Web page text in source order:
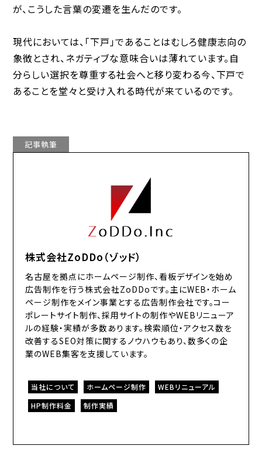
が、こうした言葉の変遷を生んだのです。
現代においては、「下戸」であることはむしろ健康志向の
象徴とされ、ネガティブな意味合いは薄れています。自
分らしい選択を尊重する社会へと移り変わる今、下戸で
あることを堂々と受け入れる時代が来ているのです。
記事執筆
株式会社ZoDDo（ゾッド）
名古屋を拠点にホームページ制作、看板デザインを始め
広告制作を行う株式会社ZoDDoです。主にWEB・ホーム
ページ制作をメイン事業とする広告制作会社です。コー
ポレートサイト制作、採用サイトの制作やWEBリニューア
ルの経験・実績が多数あります。検索順位・アクセス数を
改善するSEO対策に関するノウハウもあり、数多くの企
業のWEB集客を支援しています。
当社について ホームページ制作
WEBリニューアル
HP制作料金
制作実績